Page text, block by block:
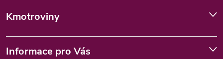
Kmotroviny
Informace pro Vás